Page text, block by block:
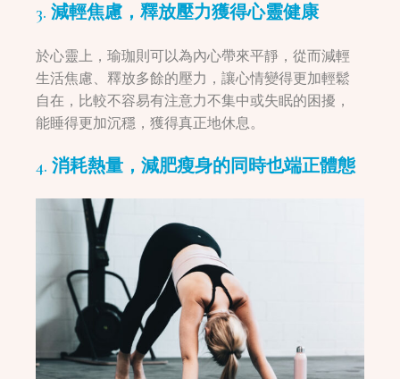
3. 減輕焦慮，釋放壓力獲得心靈健康
於心靈上，瑜珈則可以為內心帶來平靜，從而減輕
生活焦慮、釋放多餘的壓力，讓心情變得更加輕鬆
自在，比較不容易有注意力不集中或失眠的困擾，
能睡得更加沉穩，獲得真正地休息。
4. 消耗熱量，減肥瘦身的同時也端正體態